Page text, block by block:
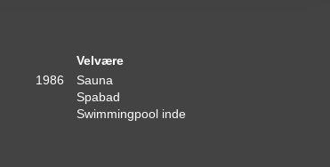
1986
Velvære
Sauna
Spabad
Swimmingpool inde